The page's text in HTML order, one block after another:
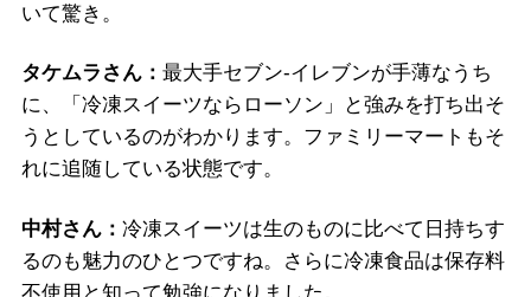
いて驚き。
タケムラさん： 最大手セブン-イレブンが手薄なうち
に、「冷凍スイーツならローソン」と強みを打ち出そ
うとしているのがわかります。ファミリーマートもそ
れに追随している状態です。
中村さん： 冷凍スイーツは生のものに比べて日持ちす
るのも魅力のひとつですね。さらに冷凍食品は保存料